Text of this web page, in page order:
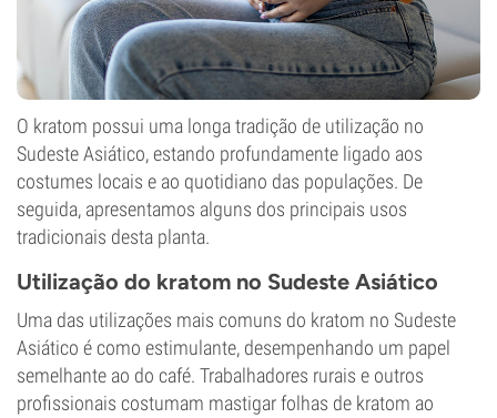
O kratom possui uma longa tradição de utilização no
Sudeste Asiático, estando profundamente ligado aos
costumes locais e ao quotidiano das populações. De
seguida, apresentamos alguns dos principais usos
tradicionais desta planta.
Utilização do kratom no Sudeste Asiático
Uma das utilizações mais comuns do kratom no Sudeste
Asiático é como estimulante, desempenhando um papel
semelhante ao do café. Trabalhadores rurais e outros
profissionais costumam mastigar folhas de kratom ao